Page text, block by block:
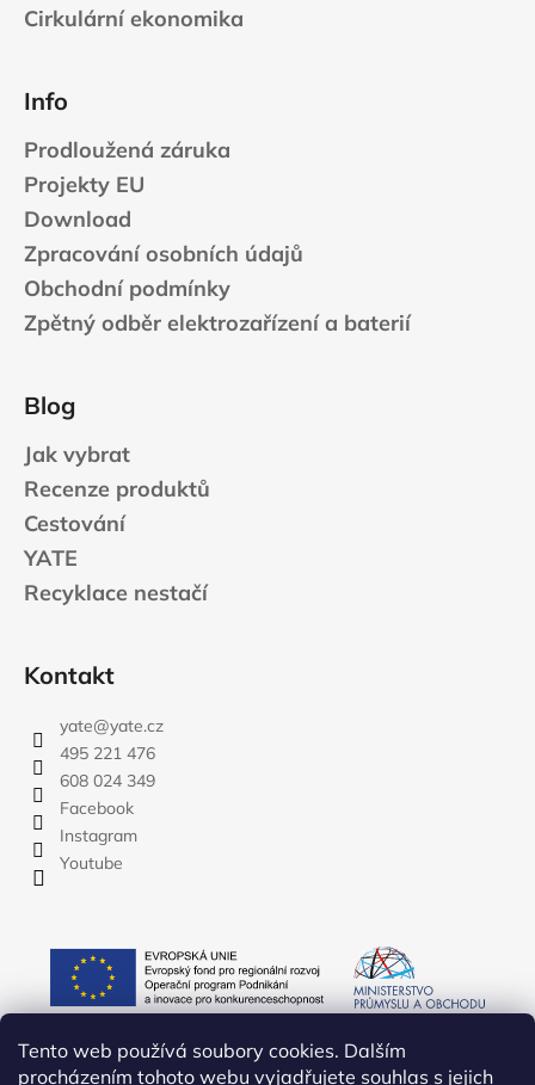
Tento web používá soubory cookies. Dalším
procházením tohoto webu vyjadřujete souhlas s jejich
Cirkulární ekonomika
Info
Prodloužená záruka
Projekty EU
Download
Zpracování osobních údajů
Obchodní podmínky
Zpětný odběr elektrozařízení a baterií
Blog
Jak vybrat
Recenze produktů
Cestování
YATE
Recyklace nestačí
Kontakt
yate@yate.cz
495 221 476
608 024 349
Facebook
Instagram
Youtube